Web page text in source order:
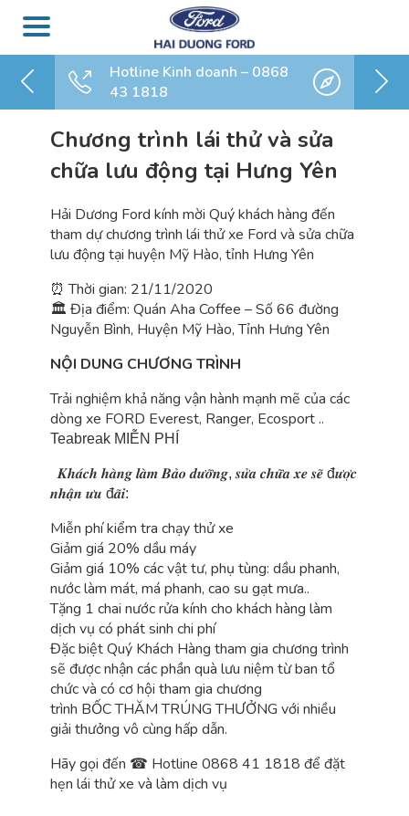
Hotline Kinh doanh – 0868
43 1818
Chương trình lái thử và sửa
chữa lưu động tại Hưng Yên
Hải Dương Ford kính mời Quý khách hàng đến
tham dự chương trình lái thử xe Ford và sửa chữa
lưu động tại huyện Mỹ Hào, tỉnh Hưng Yên
⏰ Thời gian: 21/11/2020
🏛 Địa điểm: Quán Aha Coffee – Số 66 đường
Nguyễn Bình, Huyện Mỹ Hào, Tỉnh Hưng Yên
NỘI DUNG CHƯƠNG TRÌNH
Trải nghiệm khả năng vận hành mạnh mẽ của các
dòng xe FORD Everest, Ranger, Ecosport ..
Teabreak MIỄN PHÍ
𝑲𝒉𝒂́𝒄𝒉 𝒉𝒂̀𝒏𝒈 𝒍𝒂̀𝒎 𝑩𝒂̉𝒐 𝒅𝒖̛𝒐̛̃𝒏𝒈, 𝒔𝒖̛̉𝒂 𝒄𝒉𝒖̛̃𝒂 𝒙𝒆 𝒔𝒆̃ đ𝒖̛𝒐̛̣𝒄
𝒏𝒉𝒂̣̂𝒏 𝒖̛𝒖 đ𝒂̃𝒊:
Miễn phí kiểm tra chạy thử xe
Giảm giá 20% dầu máy
Giảm giá 10% các vật tư, phụ tùng: dầu phanh,
nước làm mát, má phanh, cao su gạt mưa..
Tặng 1 chai nước rửa kính cho khách hàng làm
dịch vụ có phát sinh chi phí
Đặc biệt Quý Khách Hàng tham gia chương trình
sẽ được nhận các phần quà lưu niệm từ ban tổ
chức và có cơ hội tham gia chương
trình BỐC THĂM TRÚNG THƯỞNG với nhiều
giải thưởng vô cùng hấp dẫn.
Hãy gọi đến ☎ Hotline 0868 41 1818 để đặt
hẹn lái thử xe và làm dịch vụ